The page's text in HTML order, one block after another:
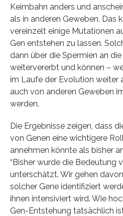
Keimbahn anders und
als in anderen Geweben. Das
vereinzelt einige Mutationen
Gen entstehen zu lassen.
dann über die Spermien an
weitervererbt und können –
im Laufe der Evolution weiter
auch von anderen Geweben
werden.
Die Ergebnisse zeigen, dass
von Genen eine wichtigere
annehmen könnte als bisher
“Bisher wurde die Bedeutung
unterschätzt. Wir gehen
solcher Gene identifiziert
ihnen intensiviert wird. Wie
Gen-Entstehung tatsächlich